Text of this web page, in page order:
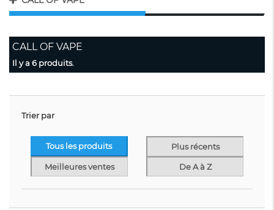
CALL OF VAPE
Il y a 6 produits.
Trier par
Tous les produits Plus récents
Meilleures ventes De A à Z